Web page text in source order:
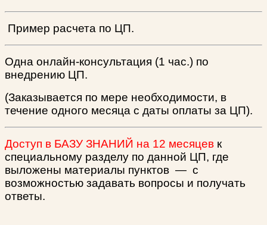
Пример расчета по ЦП.
Одна онлайн-консультация (1 час.) по
внедрению ЦП.
(Заказывается по мере необходимости, в
течение одного месяца с даты оплаты за ЦП).
Доступ в БАЗУ ЗНАНИЙ на 12 месяцев к
специальному разделу по данной ЦП, где
выложены материалы пунктов — с
возможностью задавать вопросы и получать
ответы.